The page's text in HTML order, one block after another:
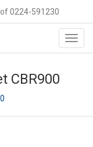
of 0224-591230
CBR900